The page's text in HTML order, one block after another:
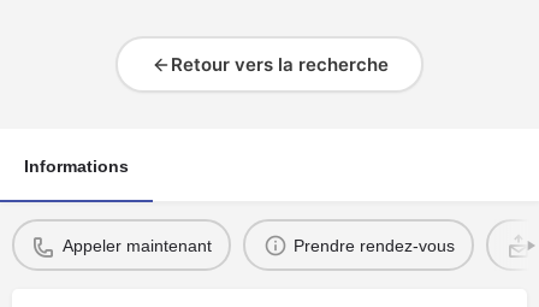
Retour vers la recherche
Informations
Appeler maintenant Prendre rendez-vous